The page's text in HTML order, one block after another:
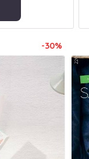
-30%